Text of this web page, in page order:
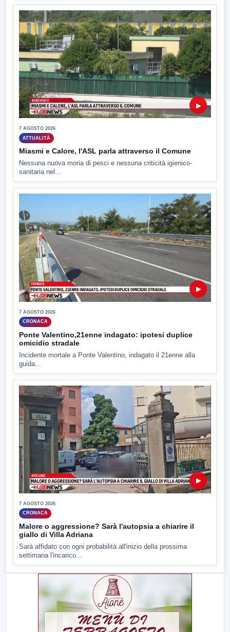
▶
7 AGOSTO 2026
ATTUALITÀ
Miasmi e Calore, l'ASL parla attraverso il Comune
Nessuna nuova moria di pesci e nessuna criticità igienico-
sanitaria nel...
▶
7 AGOSTO 2026
CRONACA
Ponte Valentino,21enne indagato: ipotesi duplice
omicidio stradale
Incidente mortale a Ponte Valentino, indagato il 21enne alla
guida...
▶
7 AGOSTO 2026
CRONACA
Malore o aggressione? Sarà l'autopsia a chiarire il
giallo di Villa Adriana
Sarà affidato con ogni probabilità all'inizio della prossima
settimana l'incarico...